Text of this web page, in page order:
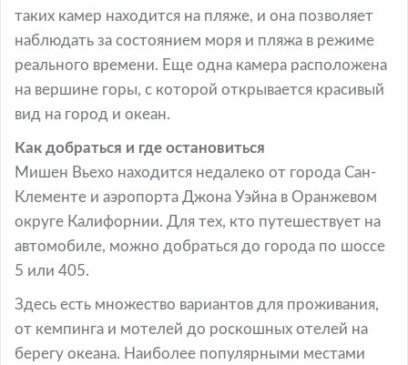
таких камер находится на пляже, и она позволяет
наблюдать за состоянием моря и пляжа в режиме
реального времени. Еще одна камера расположена
на вершине горы, с которой открывается красивый
вид на город и океан.
Как добраться и где остановиться
Мишен Вьехо находится недалеко от города Сан-
Клементе и аэропорта Джона Уэйна в Оранжевом
округе Калифорнии. Для тех, кто путешествует на
автомобиле, можно добраться до города по шоссе
5 или 405.
Здесь есть множество вариантов для проживания,
от кемпинга и мотелей до роскошных отелей на
берегу океана. Наиболее популярными местами